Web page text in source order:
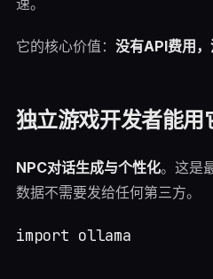
速。
它的核心价值： 没有API费用
独立游戏开发者能用
NPC对话生成与个性化。这是
数据不需要发给任何第三方。
import ollama